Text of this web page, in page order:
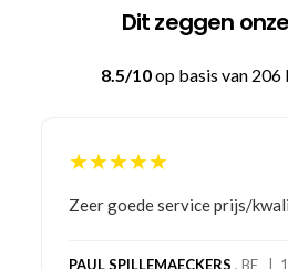
Dit zeggen
8.5/10op basis van
★★★★★
Bestelling gedaan vanwege
bestelling al ontvangen met